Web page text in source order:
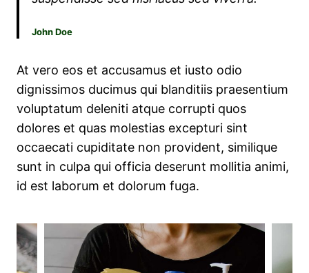
John Doe
At vero eos et accusamus et iusto odio
dignissimos ducimus qui blanditiis praesentium
voluptatum deleniti atque corrupti quos
dolores et quas molestias excepturi sint
occaecati cupiditate non provident, similique
sunt in culpa qui officia deserunt mollitia animi,
id est laborum et dolorum fuga.